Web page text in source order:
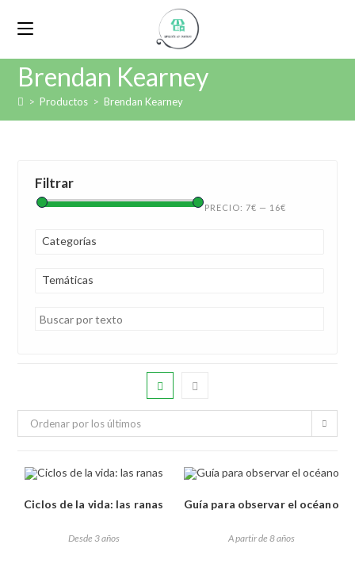
Brendan Kearney
> Productos > Brendan Kearney
Filtrar
PRECIO:7€ — 16€
Categorías
Temáticas
Ordenar por los últimos
Ciclos de la vida: las ranas
Desde 3 años
Guía para observar el océano
A partir de 8 años